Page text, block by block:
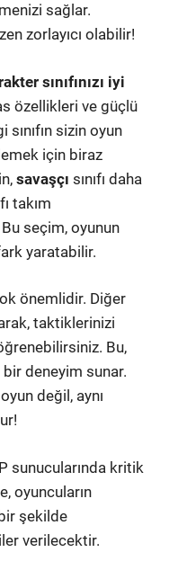
sağlar.
zorlayıcı olabilir!
sınıfınızı iyi
özellikleri ve güçlü
sınıfın sizin oyun
için biraz
savaşçı sınıfı daha
takım
seçim, oyunun
yaratabilir.
önemlidir. Diğer
taktiklerinizi
Bu,
deneyim sunar.
değil, aynı
sunucularında kritik
oyuncuların
şekilde
verilecektir.